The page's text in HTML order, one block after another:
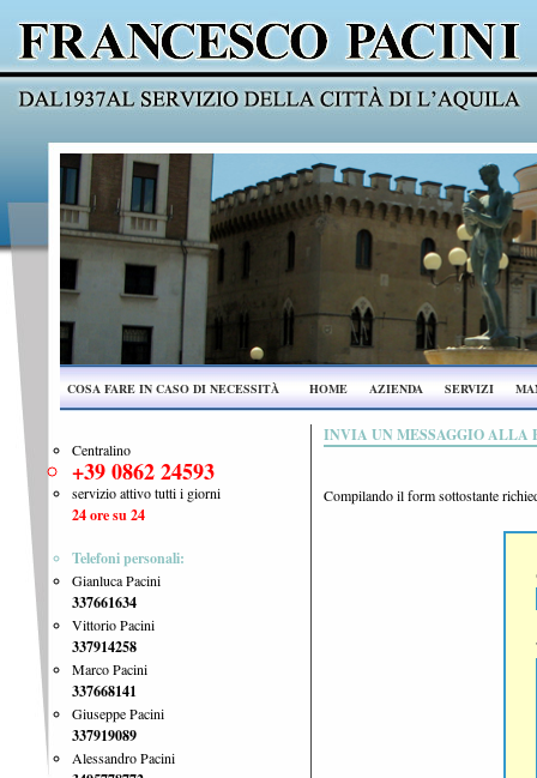
COSA FARE IN CASO DI NECESSITÀ HOME AZIENDA SERVIZI
Centralino
+39 0862 24593
servizio attivo tutti i giorni
24 ore su 24
Telefoni personali:
Gianluca Pacini
337661634
Vittorio Pacini
337914258
Marco Pacini
337668141
Giuseppe Pacini
337919089
Alessandro Pacini
INVIA UN MESSAGGIO ALLA
Compilando il form sottostante